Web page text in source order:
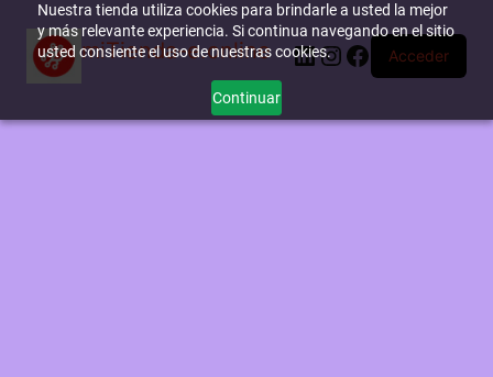
Nuestra tienda utiliza cookies para brindarle a usted la mejor
y más relevante experiencia. Si continua navegando en el sitio
usted consiente el uso de nuestras cookies.
Continuar
miTienda-e.online LinkedIn
Instagram
Facebook
Acceder